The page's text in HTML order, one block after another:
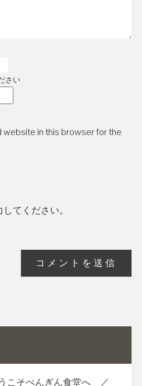
さい
website in this browser for the
てください。
こそぺんぎん食堂へ ／